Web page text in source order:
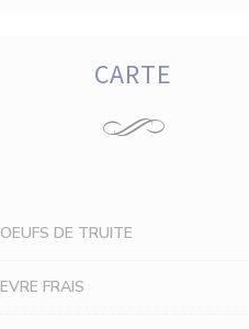
CARTE
DE TRUITE
FRAIS